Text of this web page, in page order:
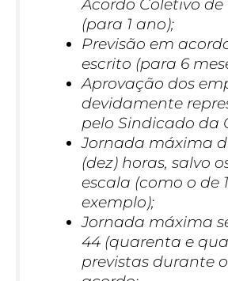
Acordo Coletivo
(para 1 ano);
Previsão em
escrito (para 6
Aprovação dos
devidamente
pelo Sindicado da
Jornada máxima
(dez) horas, salvo
escala (como o de
exemplo);
Jornada máxima
44 (quarenta e
previstas durante